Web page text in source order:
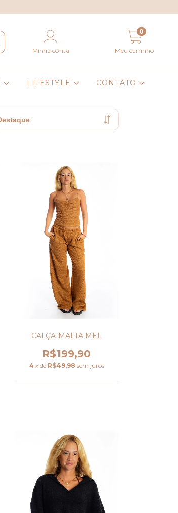
Minha conta Meu carrinho
0
LIFESTYLE CONTATO
CALÇA MALTA MEL
R$199,90
4 x de R$49,98 sem juros